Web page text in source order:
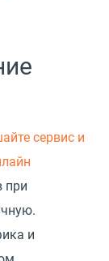
сервис и
при
и